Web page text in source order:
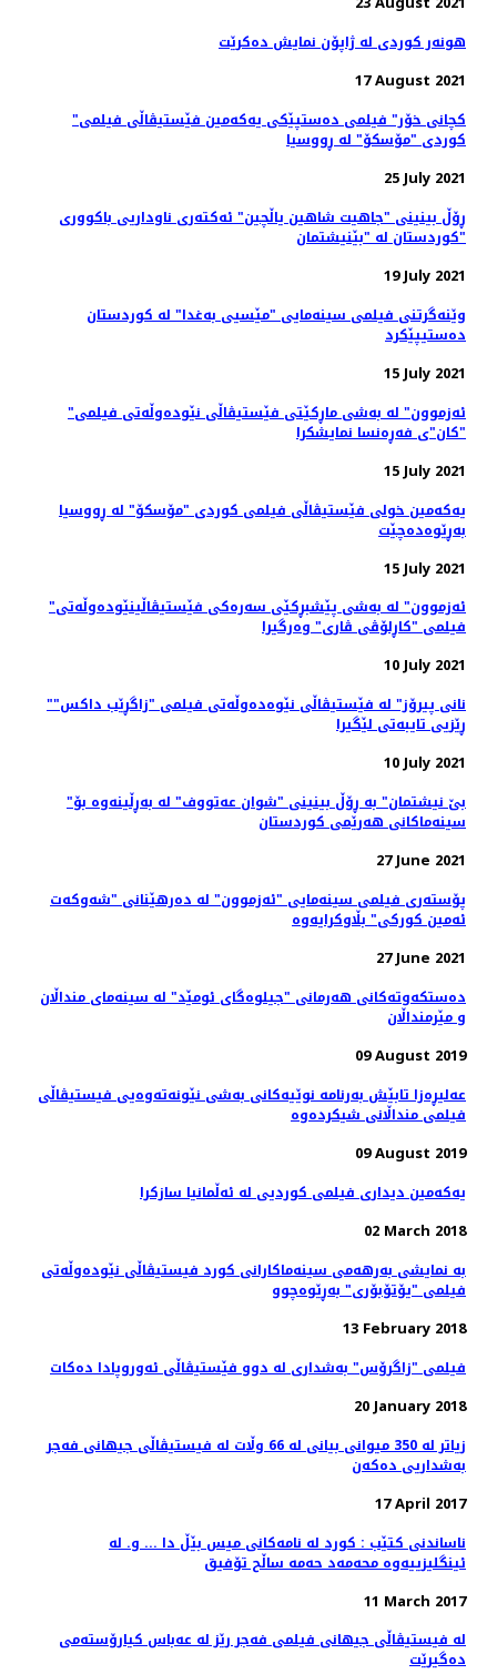
هونەر کوردی لە ژاپۆن نمایش دەکرێت
17 August 2021
"کچانی خۆر" فیلمی ده‌ستپێکی یه‌که‌‌مین فێستیڤاڵی فیلمی
کوردی "مۆسکۆ" لە ڕووسیا
25 July 2021
ڕۆڵ بینینی "جاهیت شاهین یاڵچین" ئەکتەری ناوداریی باکووری
کوردستان لە "بێنیشتمان"
19 July 2021
وێنەگرتنی فیلمی سینەمایی "مێسیی بەغدا" لە کوردستان
دەستیپێکرد
15 July 2021
"ئەزموون" لە به‌شی ماڕکێتی فێستیڤاڵی نێوده‌وڵه‌تی فیلمی
"کان"ی فه‌ڕه‌نسا نمایشکرا
15 July 2021
یەکەمین خولی فێستیڤاڵی فیلمی کوردی "مۆسکۆ" لە ڕووسیا
بەڕێوەدەچێت
15 July 2021
"ئەزموون" لە به‌شی پێشبڕکێی سه‌ره‌کی فێستیڤاڵینێوده‌وڵه‌تی
فیلمی "کاڕلۆڤی ڤاری" وه‌رگیرا
10 July 2021
"نانی پیرۆز" لە فێستیڤاڵی نێوەدەوڵەتی فیلمی "زاگڕێب داکس"
ڕێزیی تایبەتی لێگیرا
10 July 2021
"بێ نیشتمان" بە ڕۆڵ بینینی "شوان عەتووف" لە بەڕڵینەوە بۆ
سینەماکانی هەرێمی کوردستان
27 June 2021
پۆسته‌ری فیلمی سینەمایی "ئەزموون" لە دەرهێنانی "شەوکەت
ئەمین کورکی" بڵاوکرایەوە
27 June 2021
ده‌ستکه‌وته‌کانی هه‌رمانی "جیلوه‌گای ئومێد" له‌ سینه‌مای منداڵان
و مێرمنداڵان
09 August 2019
عه‌لیڕه‌زا تابێش به‌رنامه‌ نوێیه‌کانی به‌شی نێونه‌ته‌وه‌یی فیستیڤاڵی
09 August 2019
یەکەمین دیداری فیلمی کوردیی لە ئەڵمانیا سازکرا
02 March 2018
بە نمایشی بەرهەمی سینەماکارانی کورد فیستیڤاڵی نێودەوڵەتی
فیلمی "یۆتۆبۆری" بەڕێوەچوو
13 February 2018
فیلمی "زاگرۆس" بەشداری لە دوو فێستیڤاڵی ئەوروپادا دەکات
20 January 2018
زیاتر لە 350 میوانی بیانی لە 66 وڵات لە فیستیڤاڵی جیهانی فەجر
بەشداریی دەکەن
17 April 2017
ناساندنی کتێب : کورد لە نامەکانی میس بێڵ دا ... و. لە
ئینگلیزییەوە محەمەد حەمە ساڵح تۆفیق
11 March 2017
لە فیستیڤاڵی جیهانی فیلمی فەجر رێز لە عەباس کیارۆستەمی
دەگیرێت